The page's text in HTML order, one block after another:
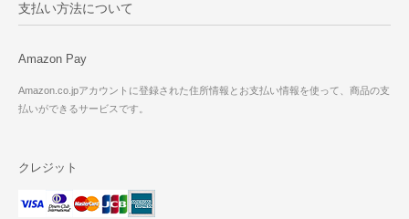
支払い方法について
Amazon Pay
Amazon.co.jpアカウントに登録された住所情報とお支払い情報を使って、商品の支
払いができるサービスです。
クレジット